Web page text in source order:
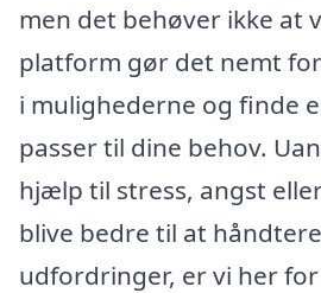
men det behøver ikke at
platform gør det nemt
i mulighederne og finde
passer til dine behov.
hjælp til stress, angst
blive bedre til at
udfordringer, er vi her